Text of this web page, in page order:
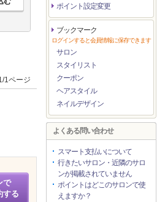
1ページ
で
する
ポイント設定変更
ブックマーク
ログインすると会員情報に保存できます
サロン
スタイリスト
クーポン
ヘアスタイル
ネイルデザイン
よくある問い合わせ
スマート支払いについて
行きたいサロン・近隣のサロ
ンが掲載されていません
ポイントはどこのサロンで使
えますか？